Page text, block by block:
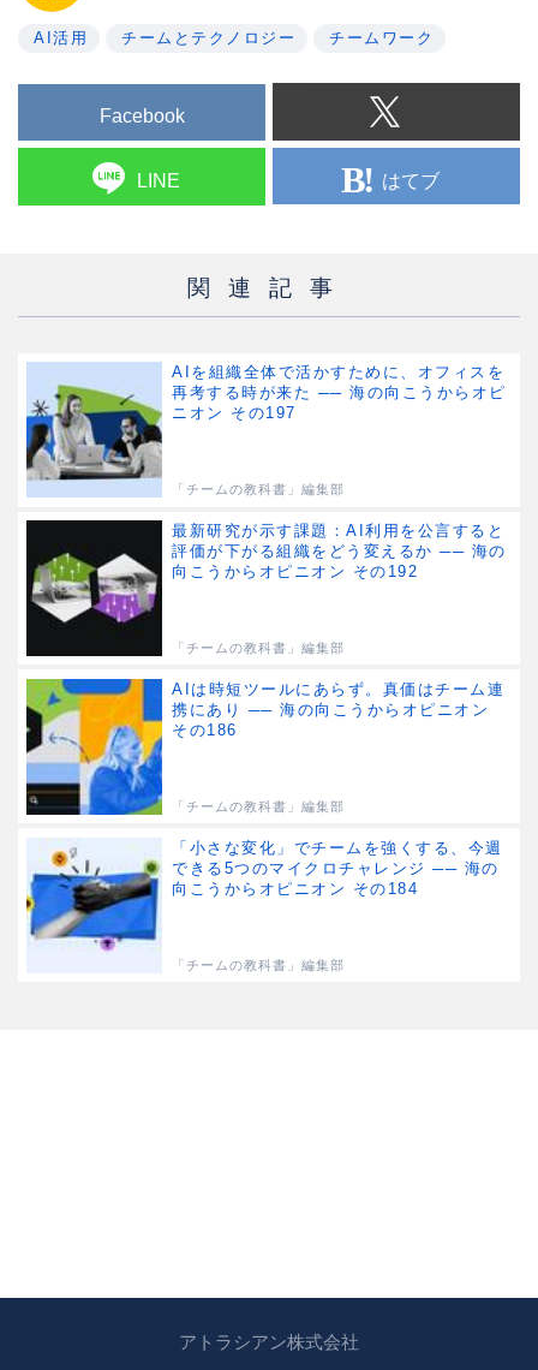
simple productivity booster into a true
AI活用 チームとテクノロジー チームワーク
Facebook
LINE はてブ
関連記事
AIを組織全体で活かすために、オフィスを
再考する時が来た ── 海の向こうからオピ
ニオン その197
「チームの教科書」編集部
最新研究が示す課題：AI利用を公言すると
評価が下がる組織をどう変えるか ── 海の
向こうからオピニオン その192
「チームの教科書」編集部
AIは時短ツールにあらず。真価はチーム連
携にあり ── 海の向こうからオピニオン
その186
「チームの教科書」編集部
「小さな変化」でチームを強くする、今週
できる5つのマイクロチャレンジ ── 海の
向こうからオピニオン その184
「チームの教科書」編集部
アトラシアン株式会社